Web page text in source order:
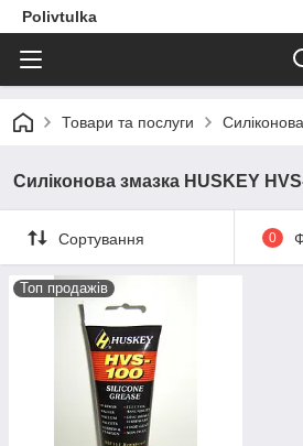
Polivtulka
Товари та послуги
Силіконова змазка HUSKEY
Сортування 0
Топ продажів